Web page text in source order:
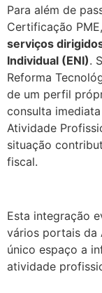
Para além de
Certificação PME,
serviços
Individual (ENI).
Reforma
de um perfil
consulta
Atividade
situação
fiscal.
Esta integração
vários portais da
único espaço a
atividade